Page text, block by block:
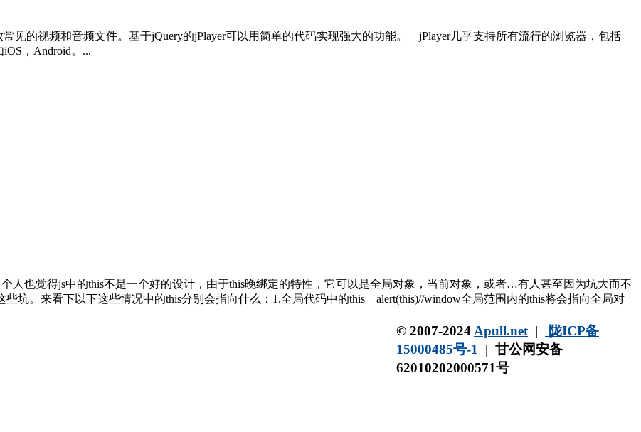
见的视频和音频文件。基于jQuery的jPlayer可以用简单的代码实现强大的功能。 jPlayer几乎支持所有流行的浏览器，包括
，Android。...
人也觉得js中的this不是一个好的设计，由于this晚绑定的特性，它可以是全局对象，当前对象，或者…有人甚至因为坑大而不
坑。来看下以下这些情况中的this分别会指向什么：1.全局代码中的this alert(this)//window全局范围内的this将会指向全局对
© 2007-2024 Apull.net |
陇ICP备
15000485号-1
| 甘公网安备
62010202000571号